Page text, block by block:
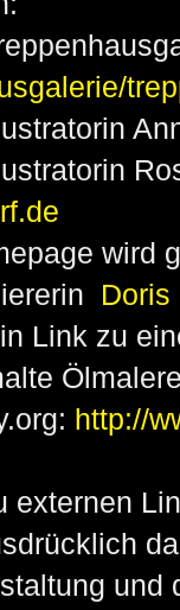
wird
Doris
Link zu
http://
externen
und